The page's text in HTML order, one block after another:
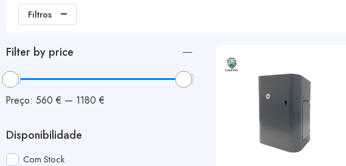
Filtros
Filter by price
Preço: 560 € — 1180 €
Disponibilidade
Com Stock